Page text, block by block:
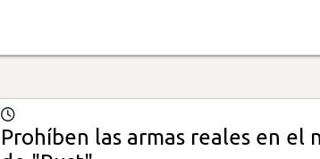
Prohíben las armas reales en el